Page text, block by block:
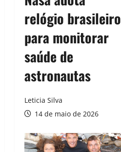
relógio brasileiro
para monitorar
saúde de
astronautas
Leticia Silva
14 de maio de 2026